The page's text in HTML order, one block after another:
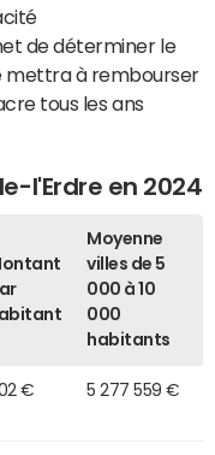
de déterminer le
mettra à rembourser
tous les ans
l'Erdre en 2024
Moyenne
villes de 5
000 à 10
000
habitants
€ 5 277 559 €